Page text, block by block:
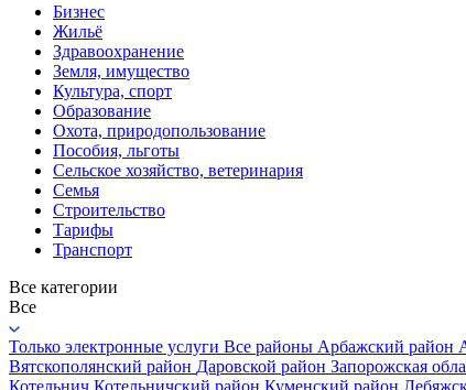
Бизнес
Жильё
Здравоохранение
Земля, имущество
Культура, спорт
Образование
Охота, природопользование
Пособия, льготы
Сельское хозяйство, ветеринария
Семья
Строительство
Тарифы
Транспорт
Все категории
Все
Только электронные услуги Все районы Арбажский район
Вятскополянский район Даровской район Запорожская
Котельнич Котельничский район Куменский район